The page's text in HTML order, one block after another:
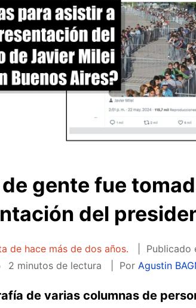
gente fue
del
de hace más de dos años. Publicado
2 minutos de lectura
Por Agustin
de varias columnas de